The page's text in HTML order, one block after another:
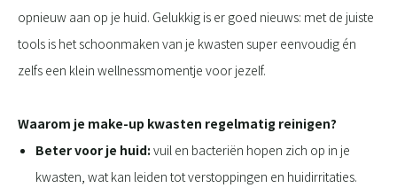
opnieuw aan op je huid. Gelukkig is er goed nieuws: met de juiste
tools is het schoonmaken van je kwasten super eenvoudig én
zelfs een klein wellnessmomentje voor jezelf.
Waarom je make-up kwasten regelmatig reinigen?
Beter voor je huid: vuil en bacteriën hopen zich op in je
kwasten, wat kan leiden tot verstoppingen en huidirritaties.